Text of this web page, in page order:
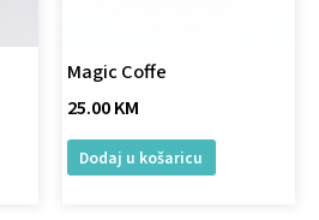
Magic Coffe
25.00KM
Dodaj u košaricu